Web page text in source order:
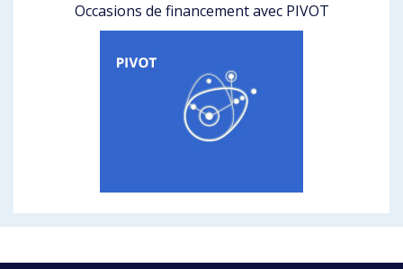
Occasions de financement avec PIVOT